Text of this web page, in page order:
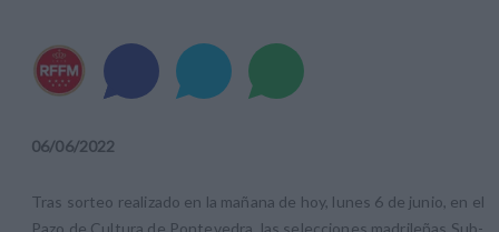
06/06/2022
Tras sorteo realizado en la mañana de hoy, lunes 6 de junio, en el